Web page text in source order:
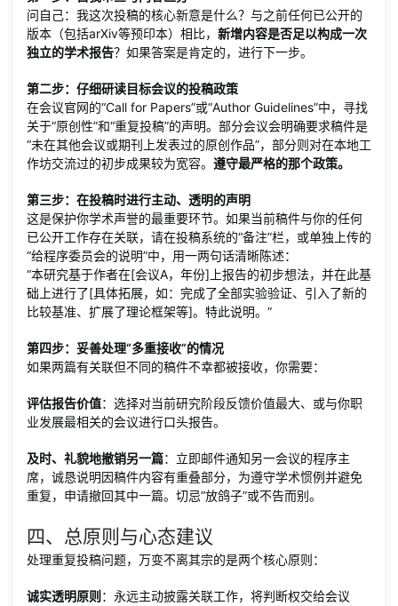
问自己：我这次投稿的核心新意是什么？与之前任何已公开的
版本（包括arXiv等预印本）相比， 新增内容是否足以构成一次
独立的学术报告？如果答案是肯定的，进行下一步。
第二步：仔细研读目标会议的投稿政策
在会议官网的“Call for Papers”或“Author Guidelines”中，寻找
关于“原创性”和“重复投稿”的声明。部分会议会明确要求稿件是
“未在其他会议或期刊上发表过的原创作品”，部分则对在本地工
作坊交流过的初步成果较为宽容。 遵守最严格的那个政策。
第三步：在投稿时进行主动、透明的声明
这是保护你学术声誉的最重要环节。如果当前稿件与你的任何
已公开工作存在关联，请在投稿系统的“备注”栏，或单独上传的
“给程序委员会的说明”中，用一两句话清晰陈述：
“本研究基于作者在[会议A，年份]上报告的初步想法，并在此基
础上进行了[具体拓展，如：完成了全部实验验证、引入了新的
比较基准、扩展了理论框架等]。特此说明。”
第四步：妥善处理“多重接收”的情况
如果两篇有关联但不同的稿件不幸都被接收，你需要：
评估报告价值：选择对当前研究阶段反馈价值最大、或与你职
业发展最相关的会议进行口头报告。
及时、礼貌地撤销另一篇：立即邮件通知另一会议的程序主
席，诚恳说明因稿件内容有重叠部分，为遵守学术惯例并避免
重复，申请撤回其中一篇。切忌“放鸽子”或不告而别。
四、总原则与心态建议
处理重复投稿问题，万变不离其宗的是两个核心原则：
诚实透明原则 ：永远主动披露关联工作，将判断权交给会议